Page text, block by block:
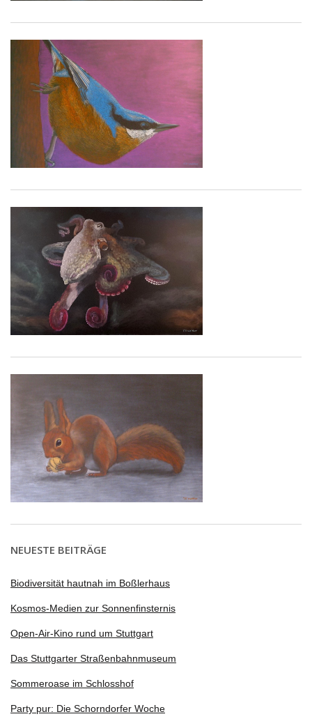
NEUESTE BEITRÄGE
Biodiversität hautnah im Boßlerhaus
Kosmos-Medien zur Sonnenfinsternis
Open-Air-Kino rund um Stuttgart
Das Stuttgarter Straßenbahnmuseum
Sommeroase im Schlosshof
Party pur: Die Schorndorfer Woche